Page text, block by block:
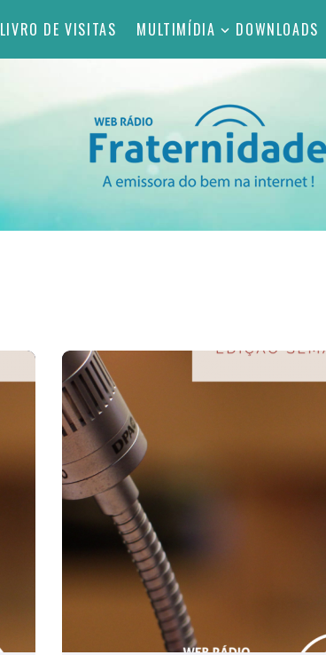
LIVRO DE VISITAS MULTIMÍDIA DOWNLOADS